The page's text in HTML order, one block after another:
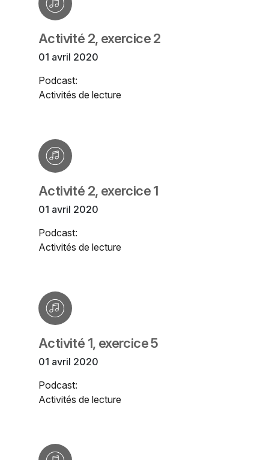
Activité 2, exercice 2
01 avril 2020
Podcast:
Activités de lecture
Activité 2, exercice 1
01 avril 2020
Podcast:
Activités de lecture
Activité 1, exercice 5
01 avril 2020
Podcast:
Activités de lecture